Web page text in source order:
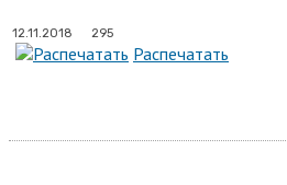
12.11.2018 295
Распечатать